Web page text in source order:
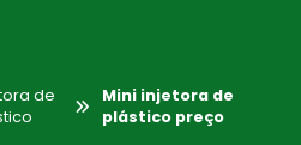
de
Mini injetora de
plástico preço